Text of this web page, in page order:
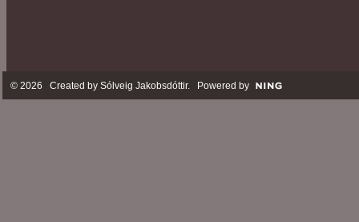
© 2026 Created by Sólveig Jakobsdóttir. Powered by